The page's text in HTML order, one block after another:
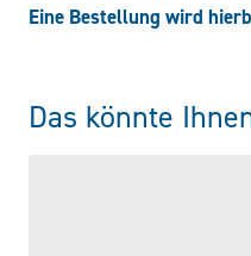
Eine Bestellung wird
Das könnte